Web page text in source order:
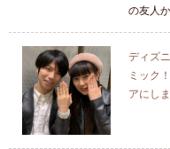
の友人
ディズ
ミック
アにし